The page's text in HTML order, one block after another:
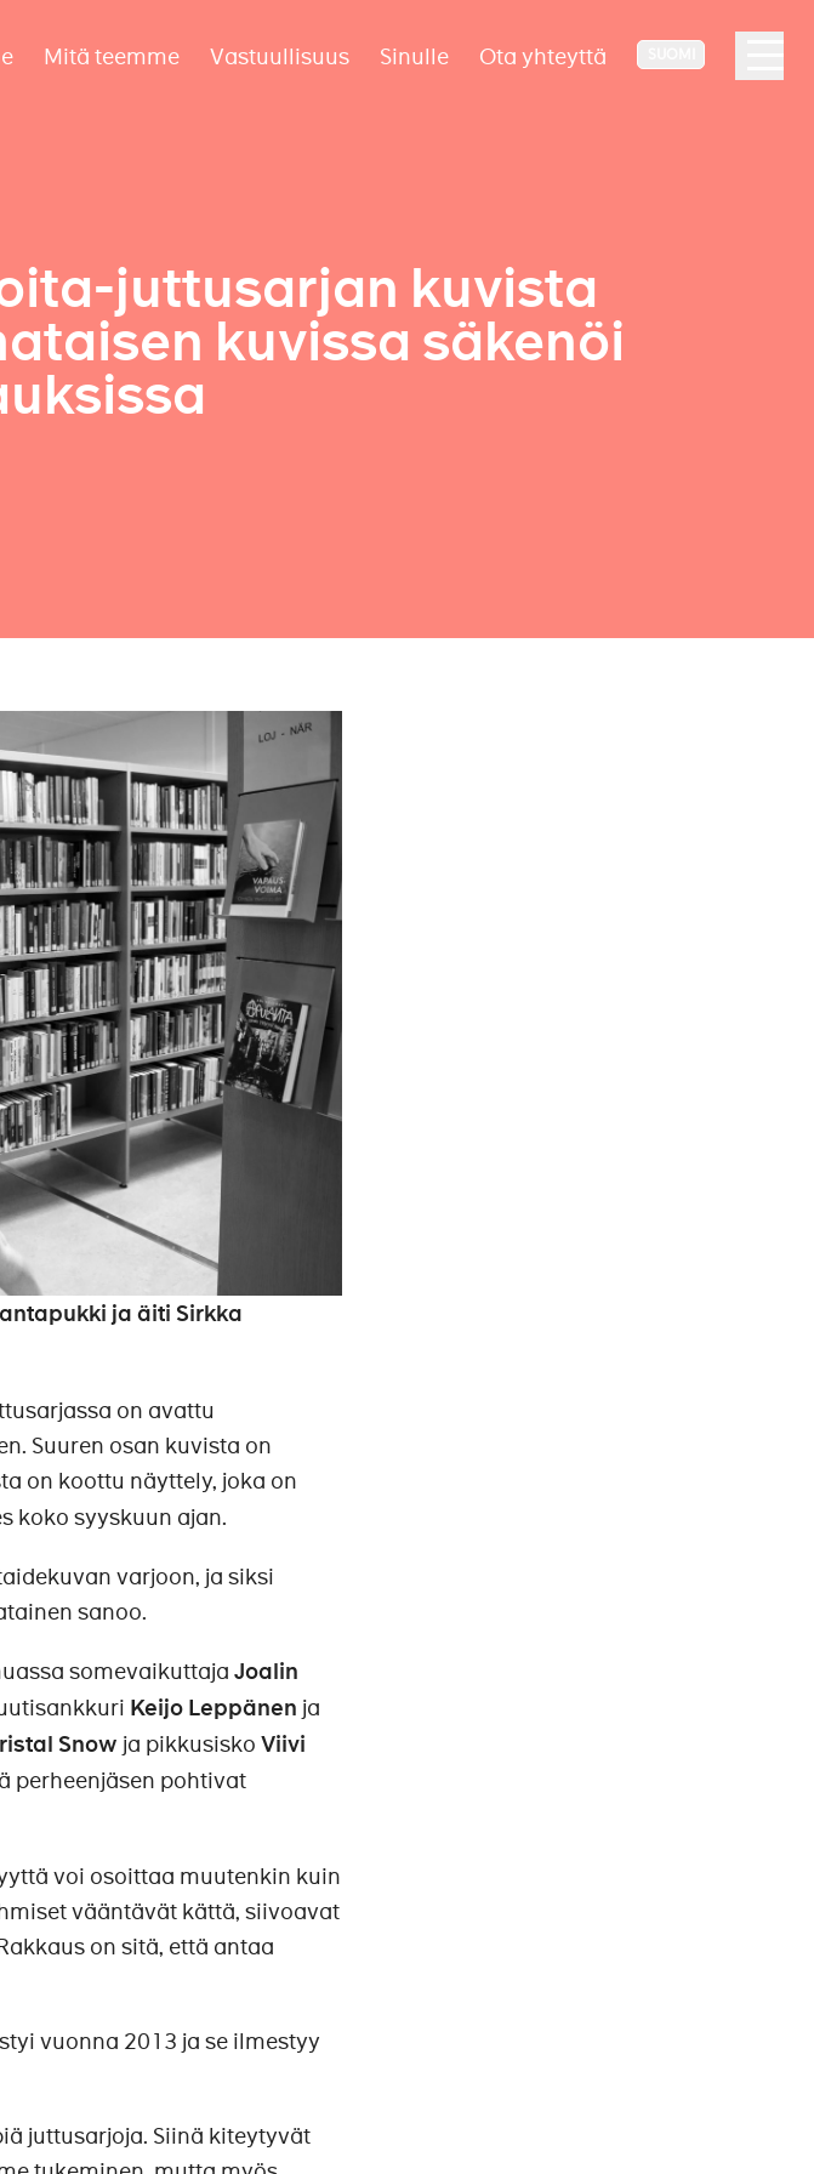
Mitä teemme Vastuullisuus Sinulle Ota yhteyttä
juttusarjan kuvista
kuvissa säkenöi
ja äiti Sirkka
on avattu
Suuren osan kuvista on
on koottu näyttely, joka on
koko syyskuun ajan.
varjoon, ja siksi
sanoo.
somevaikuttaja Joalin
Keijo Leppänen ja
Snow ja pikkusisko Viivi
perheenjäsen pohtivat
voi osoittaa muutenkin kuin
vääntävät kättä, siivoavat
on sitä, että antaa
vuonna 2013 ja se ilmestyy
juttusarjoja. Siinä kiteytyvät